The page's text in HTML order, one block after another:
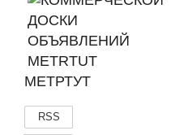
МЕТРТУТ
RSS